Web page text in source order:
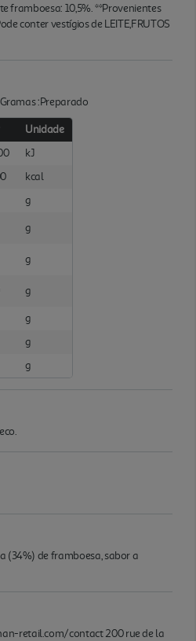
framboesa: 10,5%. **Provenientes
conter vestígios de LEITE,FRUTOS
:Preparado
Unidade
kJ
kcal
g
g
g
g
g
g
g
(34%) de framboesa, sabor a
retail.com/contact 200 rue de la